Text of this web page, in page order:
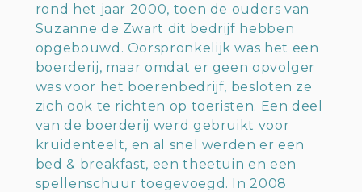
rond het jaar 2000, toen de ouders van
Suzanne de Zwart dit bedrijf hebben
opgebouwd. Oorspronkelijk was het een
boerderij, maar omdat er geen opvolger
was voor het boerenbedrijf, besloten ze
zich ook te richten op toeristen. Een deel
van de boerderij werd gebruikt voor
kruidenteelt, en al snel werden er een
bed & breakfast, een theetuin en een
spellenschuur toegevoegd. In 2008